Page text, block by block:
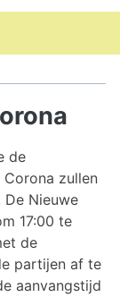
de
zullen
De Nieuwe
17:00 te
de
partijen af te
aanvangstijd